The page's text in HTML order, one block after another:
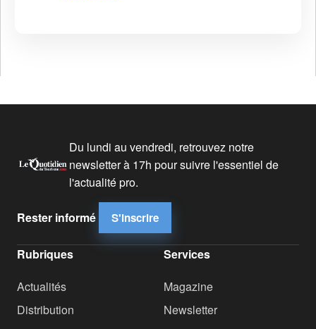
Du lundi au vendredi, retrouvez notre
newsletter à 17h pour suivre l'essentiel de
l'actualité pro.
Rester informé S'inscrire
Rubriques
Actualités
Distribution
Services
Magazine
Newsletter